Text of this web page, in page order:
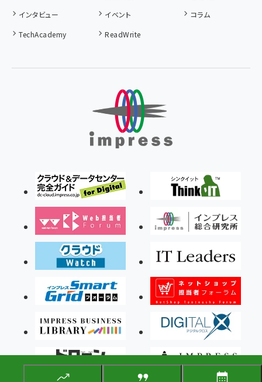
インタビュー
イベント
コラム
TechAcademy
ReadWrite